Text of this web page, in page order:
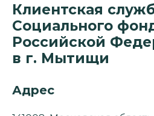
Клиентская
Социального
Российской
в г. Мытищи
Адрес